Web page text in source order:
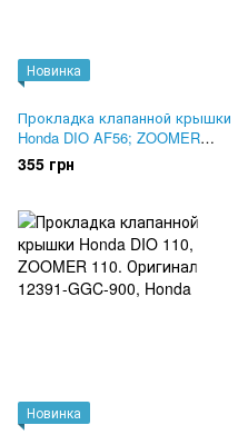
Новинка
Прокладка клапанной крышки
Honda DIO AF56; ZOOMER
AF58; SCOOPY. Оригинал
12391-GET-000
355 грн
Новинка